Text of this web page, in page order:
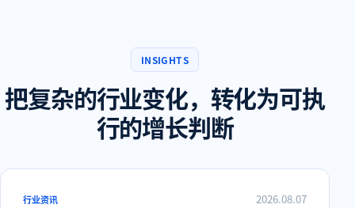
INSIGHTS
把复杂的行业变化，转化为可执
行的增长判断
行业资讯 2026.08.07